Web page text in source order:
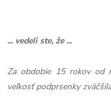
... vedeli ste, že ...
Za obdobie 15 rokov od
veľkosť podprsenky